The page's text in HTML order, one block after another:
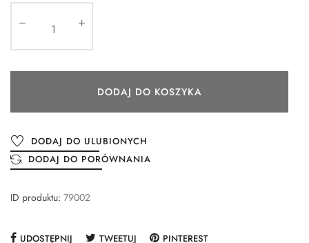
DODAJ DO KOSZYKA
DODAJ DO ULUBIONYCH
DODAJ DO PORÓWNANIA
ID produktu: 79002
UDOSTĘPNIJ TWEETUJ PINTEREST